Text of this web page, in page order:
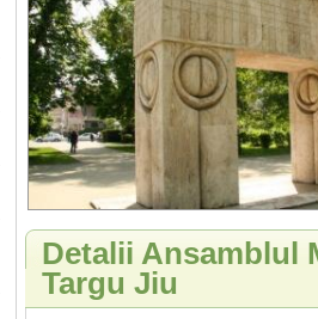
Detalii Ansamblul
Targu Jiu